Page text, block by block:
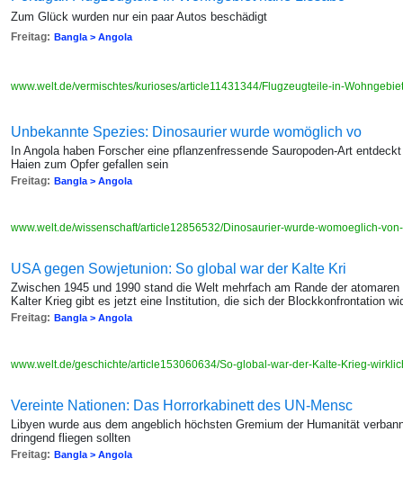
Zum Glück wurden nur ein paar Autos beschädigt
Freitag: Bangla > Angola
www.welt.de/vermischtes/kurioses/article11431344/Flugzeugteile-in-
Unbekannte Spezies: Dinosaurier wurde womöglich vo
In Angola haben Forscher eine pflanzenfressende Sauropoden-Art
Haien zum Opfer gefallen sein
Freitag: Bangla > Angola
www.welt.de/wissenschaft/article12856532/Dinosaurier-wurde-womoeglich-
USA gegen Sowjetunion: So global war der Kalte Kri
Zwischen 1945 und 1990 stand die Welt mehrfach am Rande der
Kalter Krieg gibt es jetzt eine Institution, die sich der Blockkonfrontation
Freitag: Bangla > Angola
www.welt.de/geschichte/article153060634/So-global-war-der-Kalte-Krieg-
Vereinte Nationen: Das Horrorkabinett des UN-Mensc
Libyen wurde aus dem angeblich höchsten Gremium der Humanität
dringend fliegen sollten
Freitag: Bangla > Angola